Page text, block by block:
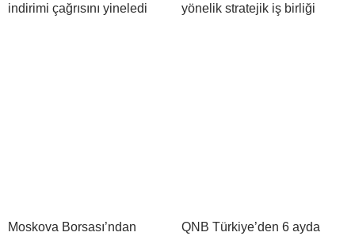
indirimi çağrısını yineledi
yönelik stratejik iş birliği
Moskova Borsası’ndan
QNB Türkiye’den 6 ayda